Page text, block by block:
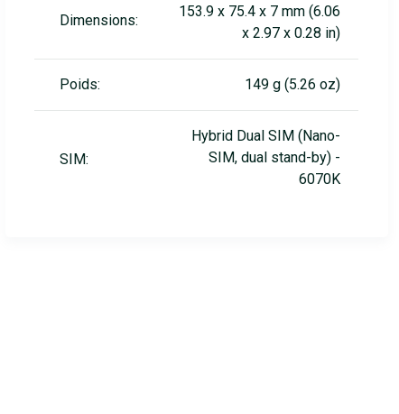
Dimensions:
153.9 x 75.4 x 7 mm (6.06
x 2.97 x 0.28 in)
Poids: 149 g (5.26 oz)
SIM:
Hybrid Dual SIM (Nano-
SIM, dual stand-by) -
6070K